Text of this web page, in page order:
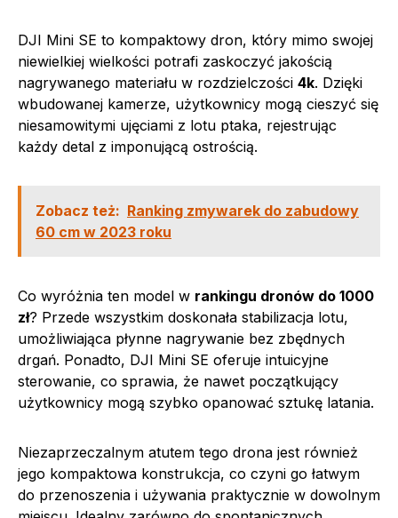
DJI Mini SE to kompaktowy dron, który mimo swojej
niewielkiej wielkości potrafi zaskoczyć jakością
nagrywanego materiału w rozdzielczości 4k. Dzięki
wbudowanej kamerze, użytkownicy mogą cieszyć się
niesamowitymi ujęciami z lotu ptaka, rejestrując
każdy detal z imponującą ostrością.
Zobacz też: Ranking zmywarek do zabudowy
60 cm w 2023 roku
Co wyróżnia ten model w rankingu dronów do 1000
zł? Przede wszystkim doskonała stabilizacja lotu,
umożliwiająca płynne nagrywanie bez zbędnych
drgań. Ponadto, DJI Mini SE oferuje intuicyjne
sterowanie, co sprawia, że nawet początkujący
użytkownicy mogą szybko opanować sztukę latania.
Niezaprzeczalnym atutem tego drona jest również
jego kompaktowa konstrukcja, co czyni go łatwym
do przenoszenia i używania praktycznie w dowolnym